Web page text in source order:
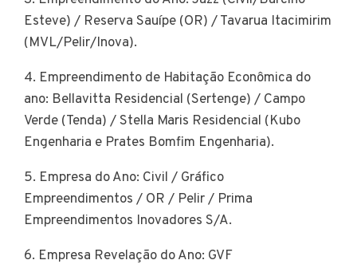
Esteve) / Reserva Sauípe (OR) / Tavarua Itacimirim
(MVL/Pelir/Inova).
4. Empreendimento de Habitação Econômica do
ano: Bellavitta Residencial (Sertenge) / Campo
Verde (Tenda) / Stella Maris Residencial (Kubo
Engenharia e Prates Bomfim Engenharia).
5. Empresa do Ano: Civil / Gráfico
Empreendimentos / OR / Pelir / Prima
Empreendimentos Inovadores S/A.
6. Empresa Revelação do Ano: GVF